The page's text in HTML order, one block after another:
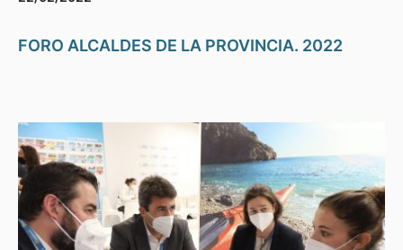
FORO ALCALDES DE LA PROVINCIA. 2022